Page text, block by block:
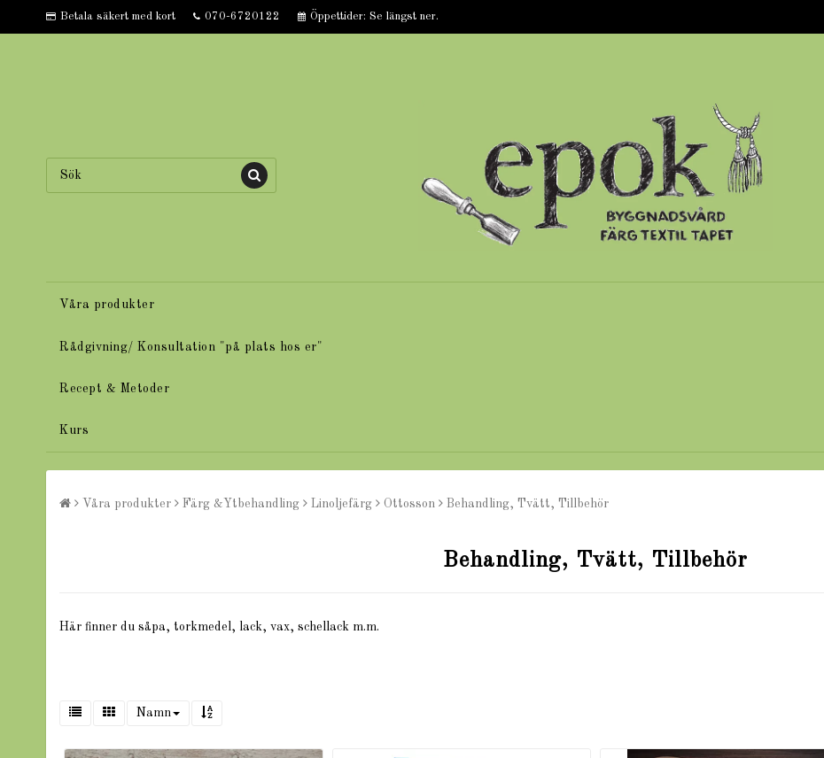
Betala säkert med kort 070-6720122 Öppettider: Se längst ner.
Våra produkter
Rådgivning/ Konsultation "på plats hos er"
Recept & Metoder
Kurs
Våra produkter Färg &Ytbehandling Linoljefärg Ottosson Behandling, Tvätt, Tillbehör
Behandling, Tvätt, Tillbehör
Här finner du såpa, torkmedel, lack, vax, schellack m.m.
Namn